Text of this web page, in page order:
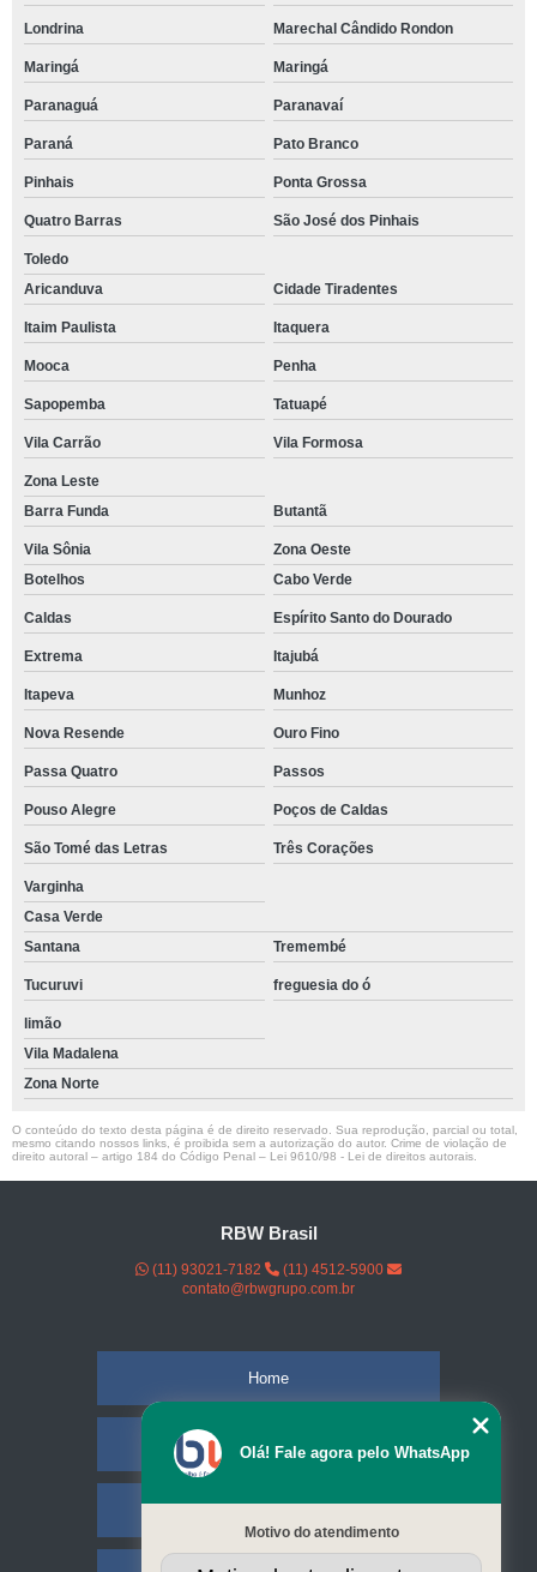
Londrina Marechal Cândido Rondon
Maringá Maringá
Paranaguá Paranavaí
Paraná Pato Branco
Pinhais Ponta Grossa
Quatro Barras São José dos Pinhais
Toledo
Aricanduva
Cidade Tiradentes
Itaim Paulista Itaquera
Mooca Penha
Sapopemba Tatuapé
Vila Carrão Vila Formosa
Zona Leste
Barra Funda
Butantã
Vila Sônia
Zona Oeste
Botelhos
Cabo Verde
Caldas Espírito Santo do Dourado
Extrema Itajubá
Itapeva Munhoz
Nova Resende Ouro Fino
Passa Quatro Passos
Pouso Alegre Poços de Caldas
São Tomé das Letras Três Corações
Varginha
Casa Verde
Santana
Tremembé
Tucuruvi freguesia do ó
limão
Vila Madalena
Zona Norte
O conteúdo do texto desta página é de direito reservado. Sua reprodução, parcial ou total,
mesmo citando nossos links, é proibida sem a autorização do autor. Crime de violação de
direito autoral – artigo 184 do Código Penal – Lei 9610/98 - Lei de direitos autorais
RBW Brasil
(11) 93021-7182
(11) 4512-5900
contato@rbwgrupo.com.br
Home
Empresa
Olá! Fale agora pelo WhatsApp
Motivo do atendimento